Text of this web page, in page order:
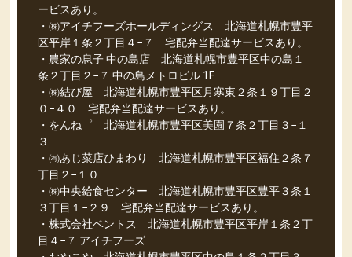
ービスあり。
・㈱アイチフーズホールディングス 北海道札幌市豊平
区平岸１条２丁目４−７ 宅配弁当配達サービスあり。
・農家の息子 中の島店 北海道札幌市豊平区中の島１
条２丁目２−７ 中の島メトロビル 1F
・㈱結び屋 北海道札幌市豊平区月寒東２条１９丁目２
０−４０ 宅配弁当配達サービスあり。
・をんね゜ 北海道札幌市豊平区美園７条２丁目３−１
３
・㈲あじ菜店ひまわり 北海道札幌市豊平区福住２条７
丁目２−１０
・㈱中央給食センター 北海道札幌市豊平区豊平３条１
３丁目１−２９ 宅配弁当配達サービスあり。
・株式会社ベントス 北海道札幌市豊平区平岸１条２丁
目４−７ アイチフーズ